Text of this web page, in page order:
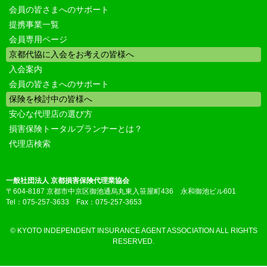
会員の皆さまへのサポート
提携事業一覧
会員専用ページ
京都代協に入会をお考えの皆様へ
入会案内
会員の皆さまへのサポート
保険を検討中の皆様へ
安心な代理店の選び方
損害保険トータルプランナーとは？
代理店検索
一般社団法人 京都損害保険代理業協会
〒604-8187 京都市中京区御池通烏丸東入笹屋町436 永和御池ビル601
Tel：075-257-3633 Fax：075-257-3653
© KYOTO INDEPENDENT INSURANCE AGENT ASSOCIATION ALL RIGHTS
RESERVED.